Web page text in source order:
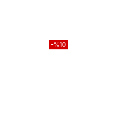
-%10